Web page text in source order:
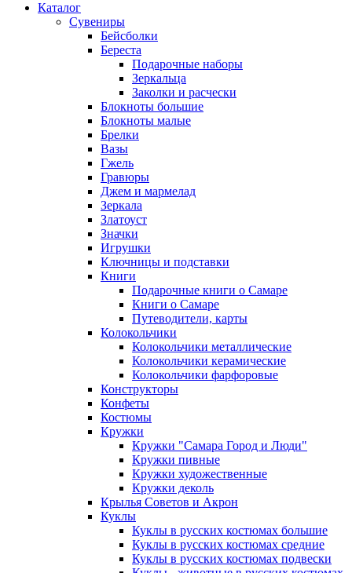
Каталог
Сувениры
Бейсболки
Береста
Подарочные наборы
Зеркальца
Заколки и расчески
Блокноты большие
Блокноты малые
Брелки
Вазы
Гжель
Гравюры
Джем и мармелад
Зеркала
Златоуст
Значки
Игрушки
Ключницы и подставки
Книги
Подарочные книги о Самаре
Книги о Самаре
Путеводители, карты
Колокольчики
Колокольчики металлические
Колокольчики керамические
Колокольчики фарфоровые
Конструкторы
Конфеты
Костюмы
Кружки
Кружки "Самара Город и Люди"
Кружки пивные
Кружки художественные
Кружки деколь
Крылья Советов и Акрон
Куклы
Куклы в русских костюмах большие
Куклы в русских костюмах средние
Куклы в русских костюмах подвески